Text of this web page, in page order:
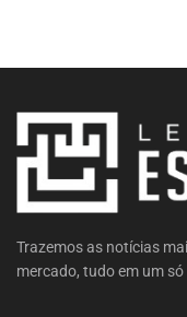
Trazemos as notícias
mercado, tudo em um só